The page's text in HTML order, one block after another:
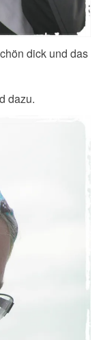
dick und das
dazu.